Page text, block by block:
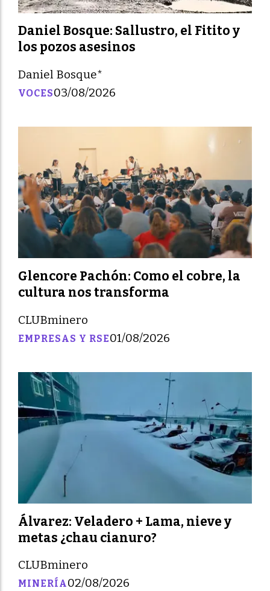
Daniel Bosque: Sallustro, el Fitito y
los pozos asesinos
Daniel Bosque*
VOCES03/08/2026
Glencore Pachón: Como el cobre, la
cultura nos transforma
CLUBminero
EMPRESAS Y RSE01/08/2026
Álvarez: Veladero + Lama, nieve y
metas ¿chau cianuro?
CLUBminero
MINERÍA02/08/2026